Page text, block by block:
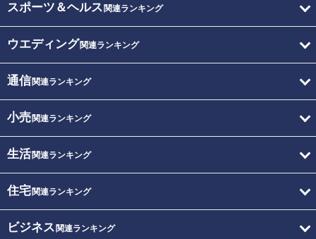
スポーツ＆ヘルス 関連ランキング
ウエディング関連ランキング
通信関連ランキング
小売関連ランキング
生活関連ランキング
住宅関連ランキング
ビジネス 関連ランキング